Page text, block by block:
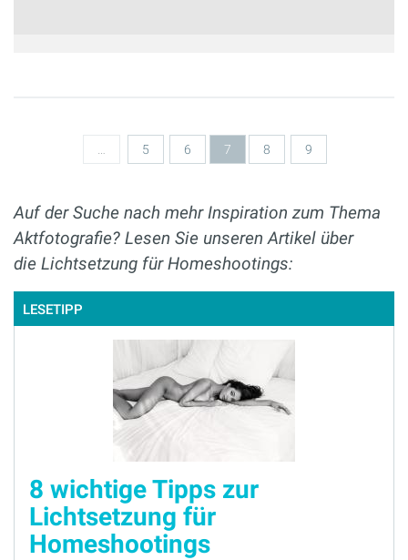
Seiten
5 6 7 8 9
Auf der Suche nach mehr Inspiration zum Thema
Aktfotografie? Lesen Sie unseren Artikel über
die Lichtsetzung für Homeshootings:
LESETIPP
8 wichtige Tipps zur
Lichtsetzung für
Homeshootings